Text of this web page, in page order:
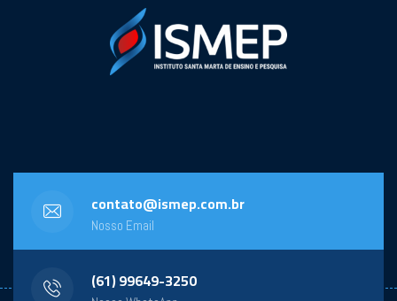
contato@ismep.com.br
Nosso Email
(61) 99649-3250